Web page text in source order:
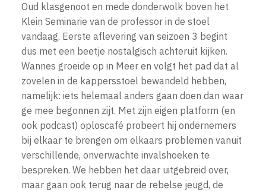
Oud klasgenoot en mede donderwolk boven het
Klein Seminarie van de professor in de stoel
vandaag. Eerste aflevering van seizoen 3 begint
dus met een beetje nostalgisch achteruit kijken.
Wannes groeide op in Meer en volgt het pad dat al
zovelen in de kappersstoel bewandeld hebben,
namelijk: iets helemaal anders gaan doen dan waar
ge mee begonnen zijt. Met zijn eigen platform (en
ook podcast) oploscafé probeert hij ondernemers
bij elkaar te brengen om elkaars problemen vanuit
verschillende, onverwachte invalshoeken te
bespreken. We hebben het daar uitgebreid over,
maar gaan ook terug naar de rebelse jeugd, de